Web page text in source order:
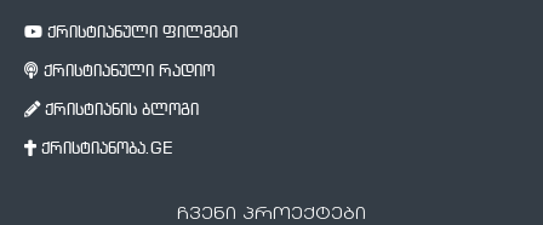
ქრისტიანული ფილმები
ქრისტიანული რადიო
ქრისტიანის ბლოგი
ქრისტიანობა.GE
ჩვენი პროექტები